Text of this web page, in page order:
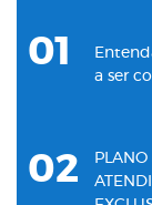
01
a ser
02